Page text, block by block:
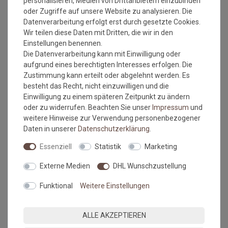
Pflegeleicht
nicht für Treppenstufen geeignet, wegen dem
Latexrücken = zu unflexibel
Bitte beachten Sie immer dieVerlege - und Pflegehinweise
des Herstellers.
Wichtiger Hinweis:
Maßtoleranzen von 1-3 % können auftreten und sind völlig
normal. Sonderanfertigungen im Wunschmaß sind vom
Kleine Unregelmäßigkeiten (z.b. Noppenübersprünge) in
Farbabweichungen zwischen Bildschirmfoto und Original sind
nicht auszuschließen. Wir empfehlen, sich ein Muster
MEHR INFORMATIONEN ZUM EU VERANTWORTLICHEN »
oder Zugriffe auf unsere Website zu analysieren. Die
Datenverarbeitung erfolgt erst durch gesetzte Cookies.
Wir teilen diese Daten mit Dritten, die wir in den
Einstellungen benennen.
Die Datenverarbeitung kann mit Einwilligung oder
aufgrund eines berechtigten Interesses erfolgen. Die
Zustimmung kann erteilt oder abgelehnt werden. Es
besteht das Recht, nicht einzuwilligen und die
Einwilligung zu einem späteren Zeitpunkt zu ändern
oder zu widerrufen. Beachten Sie unserImpressum und
weitere Hinweise zur Verwendung personenbezogener
Daten in unsererDaten­schutz­erklärung
Essenziell Statistik Marketing
Externe Medien DHL Wunschzustellung
Funktional Weitere Einstellungen
ALLE AKZEPTIEREN